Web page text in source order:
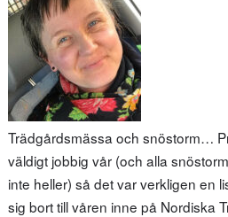
Trädgårdsmässa och snöstorm…
väldigt jobbig vår (och alla
inte heller) så det var verkligen en
sig bort till våren inne på Nordiska